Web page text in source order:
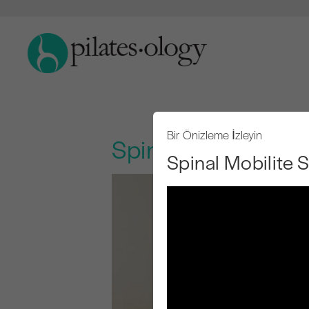
Spinal Mobilite
Bir Önizleme İzleyin
Spinal Mobilite